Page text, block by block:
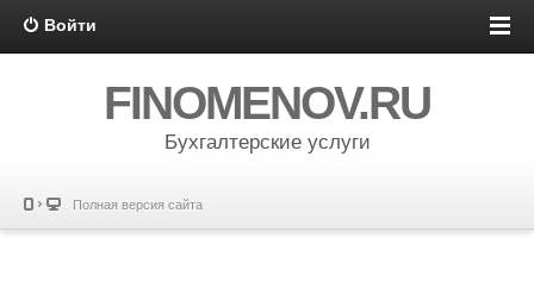
Войти
FINOMENOV.RU
Бухгалтерские услуги
Полная версия сайта